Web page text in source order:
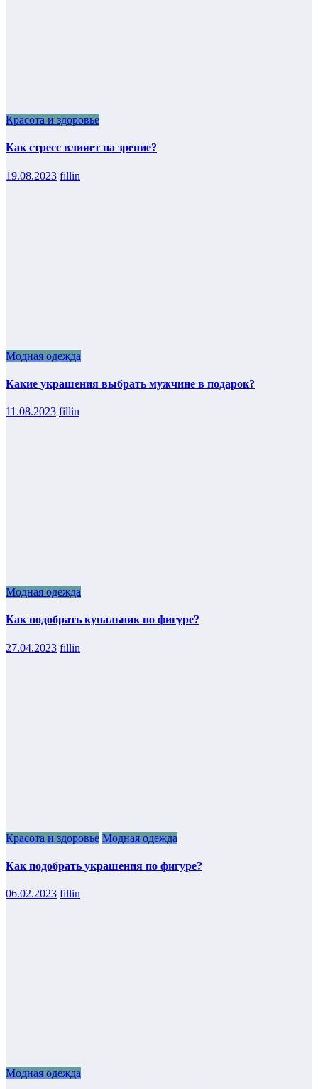
Красота и здоровье
Как стресс влияет на зрение?
19.08.2023 fillin
Модная одежда
Какие украшения выбрать мужчине в подарок?
11.08.2023 fillin
Модная одежда
Как подобрать купальник по фигуре?
27.04.2023 fillin
Красота и здоровье Модная одежда
Как подобрать украшения по фигуре?
06.02.2023 fillin
Модная одежда